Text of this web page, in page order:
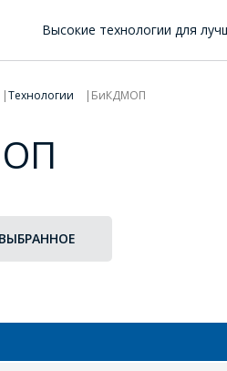
Высокие технологии для
Технологии БиКДМОП